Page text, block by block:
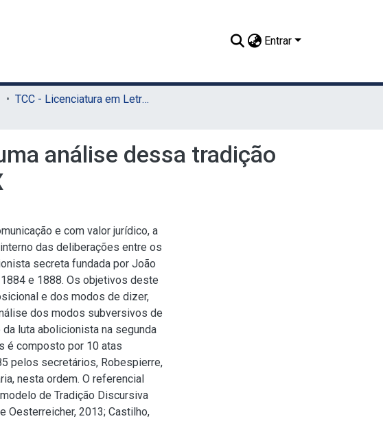
Entrar
TCC - Licenciatura em Letras (Sede)
análise dessa tradição
e com valor jurídico, a
das deliberações entre os
secreta fundada por João
1884 e 1888. Os objetivos deste
e dos modos de dizer,
dos modos subversivos de
luta abolicionista na segunda
é composto por 10 atas
pelos secretários, Robespierre,
nesta ordem. O referencial
de Tradição Discursiva
Oesterreicher, 2013; Castilho,